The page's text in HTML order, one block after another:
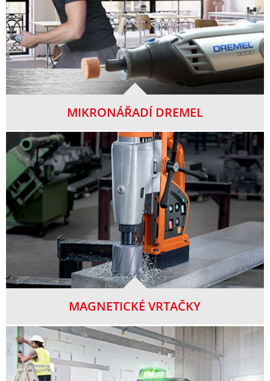
MIKRONÁŘADÍ DREMEL
MAGNETICKÉ VRTAČKY